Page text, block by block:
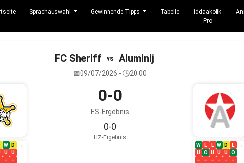
Sprachauswahl Gewinnende Tipps Tabelle
iddaakolik
Pro
FC Sheriff vs Aluminij
📅09/07/2026 - 🕒20:00
W
U
–
D
U
–
→
0-0
ES-Ergebnis
0-0
HZ-Ergebnis
W
U
–
L
O
–
L
U
–
W
U
–
D
U
–
L
O
–
→